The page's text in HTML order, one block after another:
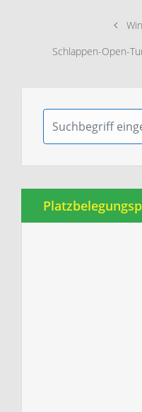
Schlappen-Open-